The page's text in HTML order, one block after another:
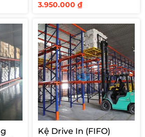
3.950.000 ₫
Kệ Drive In (FIFO)